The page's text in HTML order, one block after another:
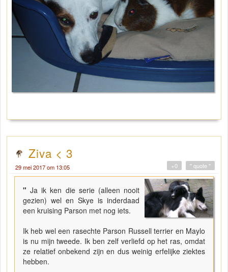
Ziva < 3
29 mei 2017 om 13:05 " quote "
+0
"Ja ik ken die serie (alleen nooit
gezien) wel en Skye is inderdaad
een kruising Parson met nog iets.
Ik heb wel een rasechte Parson Russell terrier en Maylo
is nu mijn tweede. Ik ben zelf verliefd op het ras, omdat
ze relatief onbekend zijn en dus weinig erfelijke ziektes
hebben.